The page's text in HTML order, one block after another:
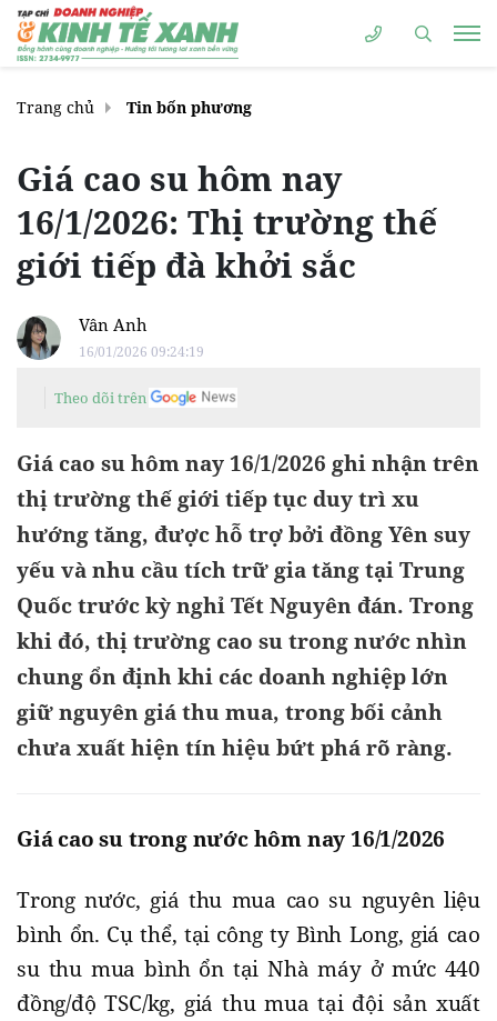
Trang chủ Tin bốn phương
Giá cao su hôm nay
16/1/2026: Thị trường thế
giới tiếp đà khởi sắc
Vân Anh
16/01/2026 09:24:19
Theo dõi trên
Giá cao su hôm nay 16/1/2026 ghi nhận trên
thị trường thế giới tiếp tục duy trì xu
hướng tăng, được hỗ trợ bởi đồng Yên suy
yếu và nhu cầu tích trữ gia tăng tại Trung
Quốc trước kỳ nghỉ Tết Nguyên đán. Trong
khi đó, thị trường cao su trong nước nhìn
chung ổn định khi các doanh nghiệp lớn
giữ nguyên giá thu mua, trong bối cảnh
chưa xuất hiện tín hiệu bứt phá rõ ràng.
Giá cao su trong nước hôm nay 16/1/2026
Trong nước, giá thu mua cao su nguyên liệu
bình ổn. Cụ thể, tại công ty Bình Long, giá cao
su thu mua bình ổn tại Nhà máy ở mức 440
đồng/độ TSC/kg, giá thu mua tại đội sản xuất